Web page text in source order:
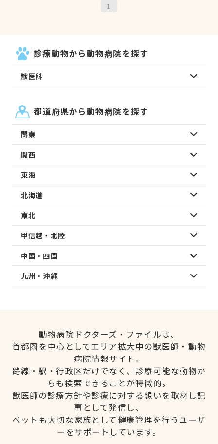
1
診療動物から動物病院を探す
獣医科
都道府県から動物病院を探す
関東
関西
東海
北海道
東北
甲信越・北陸
中国・四国
九州・沖縄
動物病院ドクターズ・ファイルは、
首都圏を中心としてエリア拡大中の獣医師・動物
病院情報サイト。
路線・駅・行政区だけでなく、診療可能な動物か
らも検索できることが特徴的。
獣医師の診療方針や診療に対する想いを取材し記
事として発信し、
ペットも大切な家族として健康管理を行うユーザ
ーをサポートしています。